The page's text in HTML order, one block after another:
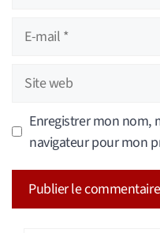
Site
web
Enregistrer mon nom,
navigateur pour mon